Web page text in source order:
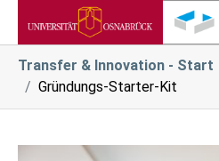
Transfer & Innovation - Start
Gründungs-Starter-Kit